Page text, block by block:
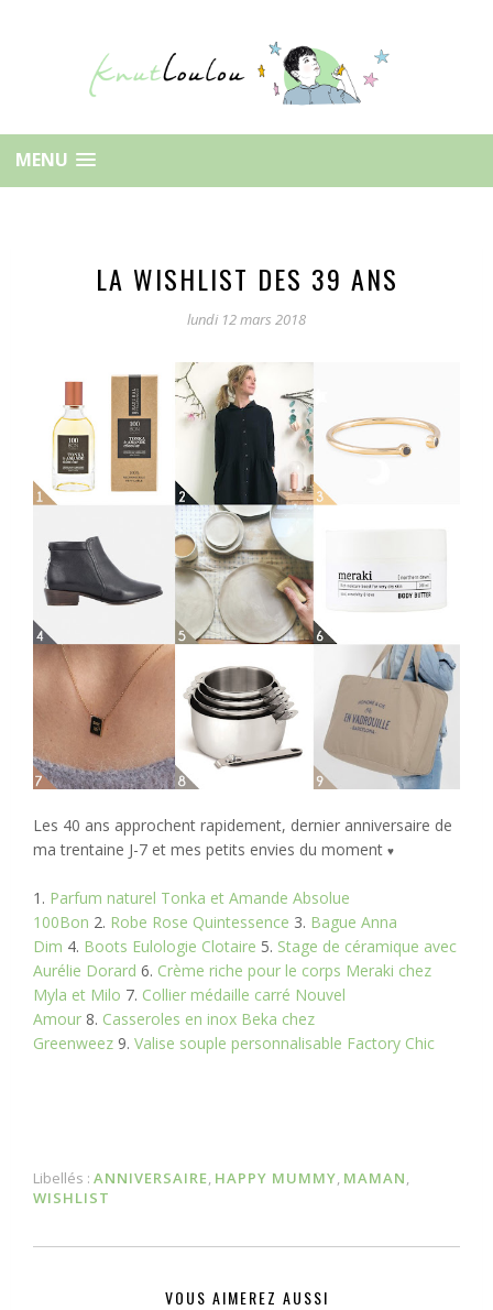
MENU
LA WISHLIST DES 39 ANS
lundi 12 mars 2018
Les 40 ans approchent rapidement, dernier anniversaire de
ma trentaine J-7 et mes petits envies du moment ♥
1. Parfum naturel Tonka et Amande Absolue
100Bon 2. Robe Rose Quintessence 3. Bague Anna
Dim 4. Boots Eulologie Clotaire 5. Stage de céramique avec
Aurélie Dorard 6. Crème riche pour le corps Meraki chez
Myla et Milo 7. Collier médaille carré Nouvel
Amour 8. Casseroles en inox Beka chez
Greenweez 9. Valise souple personnalisable Factory Chic
Libellés : ANNIVERSAIRE, HAPPY MUMMY, MAMAN,
WISHLIST
VOUS AIMEREZ AUSSI